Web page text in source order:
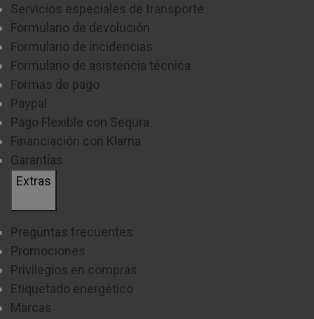
Servicios especiales de transporte
Formulario de devolución
Formulario de incidencias
Formulario de asistencia técnica
Formas de pago
Paypal
Pago Flexible con Sequra
Financiación con Klarna
Garantías
Extras
Preguntas frecuentes
Promociones
Privilegios en compras
Etiquetado energético
Marcas